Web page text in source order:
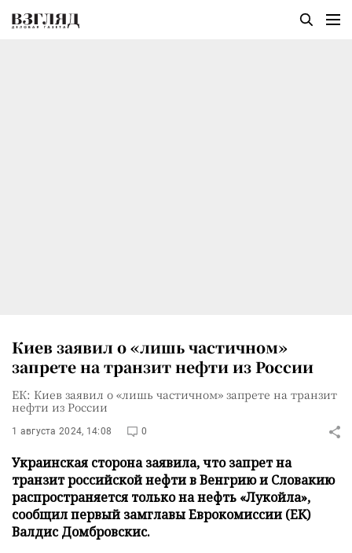
Киев заявил о «лишь частичном»
запрете на транзит нефти из России
ЕК: Киев заявил о «лишь частичном» запрете на транзит
нефти из России
1 августа 2024, 14:08 0
Украинская сторона заявила, что запрет на
транзит российской нефти в Венгрию и Словакию
распространяется только на нефть «Лукойла»,
сообщил первый замглавы Еврокомиссии (ЕК)
Валдис Домбровскис.